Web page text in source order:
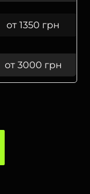
от 1350 грн
от 3000 грн